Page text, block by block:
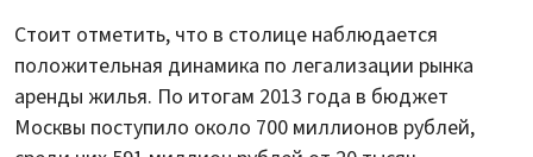
Стоит отметить, что в столице наблюдается
положительная динамика по легализации рынка
аренды жилья. По итогам 2013 года в бюджет
Москвы поступило около 700 миллионов рублей,